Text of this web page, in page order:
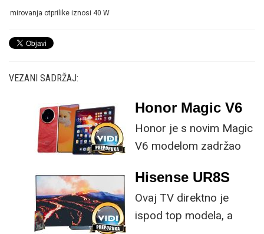
mirovanja otprilike iznosi 40 W
VEZANI SADRŽAJ:
Honor Magic V6
Honor je s novim Magic
V6 modelom zadržao
specifikacije, no
istovremeno
implementirao
Hisense UR8S
Ovaj TV direktno je
ispod top modela, a